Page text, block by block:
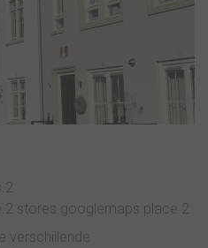
stores.googlemaps.place.2
verschillende